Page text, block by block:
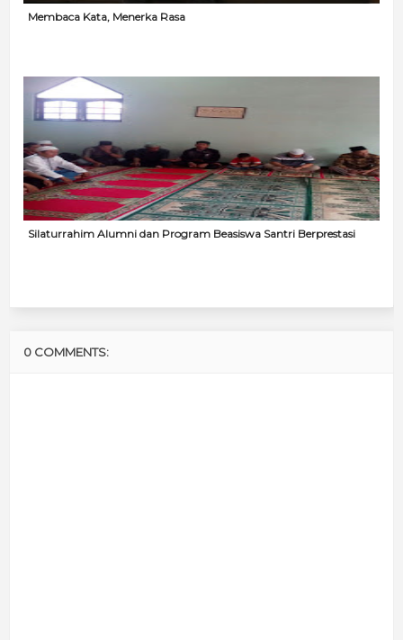
Membaca Kata, Menerka Rasa
Silaturrahim Alumni dan Program Beasiswa Santri Berprestasi
0 COMMENTS: